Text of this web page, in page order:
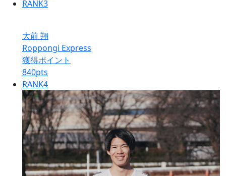
RANK3
大前 翔
Roppongi Express
獲得ポイント
840pts
RANK4